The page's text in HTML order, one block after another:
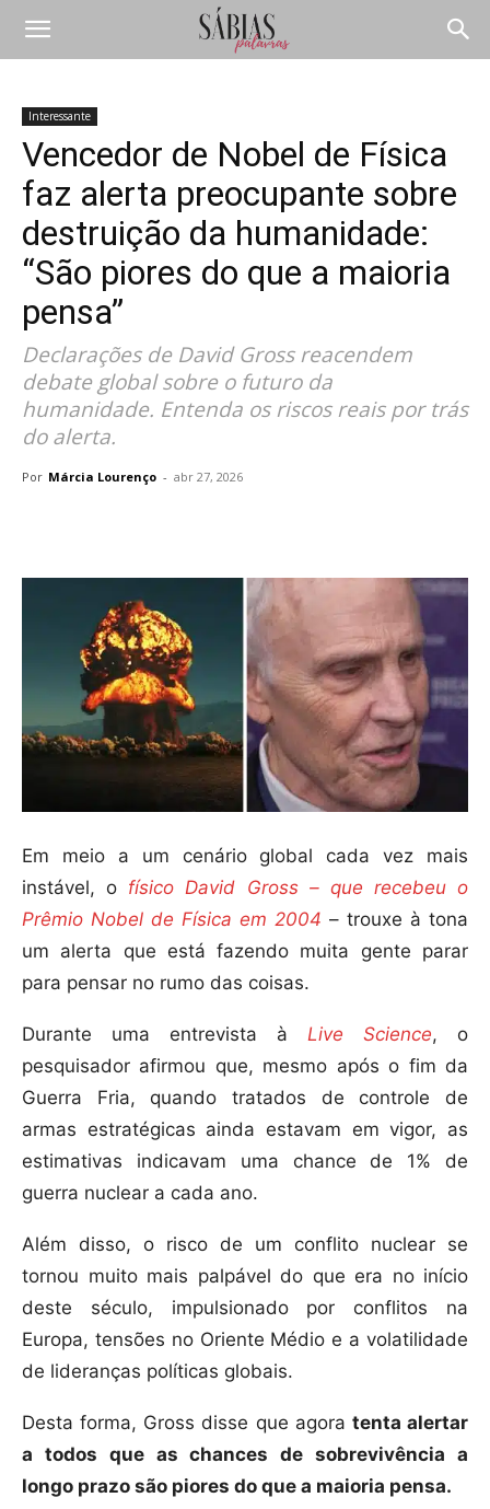
Interessante
Vencedor de Nobel de Física
faz alerta preocupante sobre
destruição da humanidade:
“São piores do que a maioria
pensa”
Declarações de David Gross reacendem
debate global sobre o futuro da
humanidade. Entenda os riscos reais por trás
do alerta.
Por Márcia Lourenço - abr 27, 2026
Em meio a um cenário global cada vez mais
instável, o físico David Gross – que recebeu o
Prêmio Nobel de Física em 2004 – trouxe à tona
um alerta que está fazendo muita gente parar
para pensar no rumo das coisas.
Durante uma entrevista à Live Science, o
pesquisador afirmou que, mesmo após o fim da
Guerra Fria, quando tratados de controle de
armas estratégicas ainda estavam em vigor, as
estimativas indicavam uma chance de 1% de
guerra nuclear a cada ano.
Além disso, o risco de um conflito nuclear se
tornou muito mais palpável do que era no início
deste século, impulsionado por conflitos na
Europa, tensões no Oriente Médio e a volatilidade
de lideranças políticas globais.
Desta forma, Gross disse que agora tenta alertar
a todos que as chances de sobrevivência a
longo prazo são piores do que a maioria pensa.